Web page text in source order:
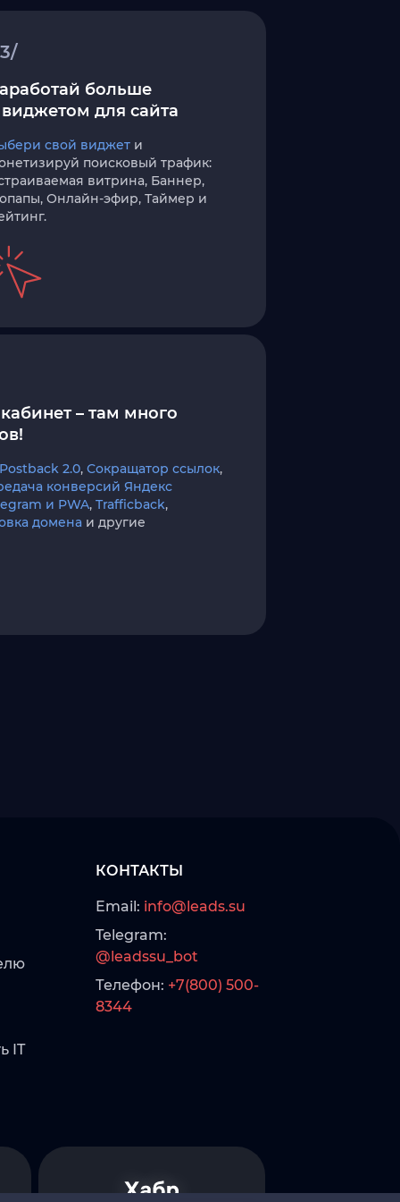
больше
виджетом для сайта
свой виджет и
поисковый трафик:
витрина, Баннер,
Онлайн-эфир, Таймер и
– там много
Postback 2.0, Сокращатор ссылок,
конверсий Яндекс
и PWA, Trafficback,
домена и другие
IT
КОНТАКТЫ
Email: info@leads.su
Telegram:
@leadssu_bot
Телефон: +7(800) 500-
8344